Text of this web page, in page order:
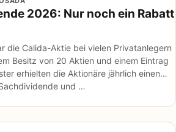
2026: Nur noch ein Rabatt
die Calida-Aktie bei vielen Privatanlegern
Besitz von 20 Aktien und einem Eintrag
erhielten die Aktionäre jährlich einen
und …